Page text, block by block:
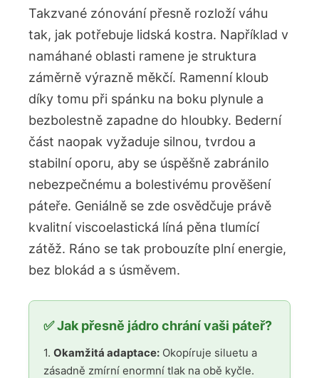
Takzvané zónování přesně rozloží váhu
tak, jak potřebuje lidská kostra. Například v
namáhané oblasti ramene je struktura
záměrně výrazně měkčí. Ramenní kloub
díky tomu při spánku na boku plynule a
bezbolestně zapadne do hloubky. Bederní
část naopak vyžaduje silnou, tvrdou a
stabilní oporu, aby se úspěšně zabránilo
nebezpečnému a bolestivému prověšení
páteře. Geniálně se zde osvědčuje právě
kvalitní viscoelastická líná pěna tlumící
zátěž. Ráno se tak probouzíte plní energie,
bez blokád a s úsměvem.
✅ Jak přesně jádro chrání vaši páteř?
1. Okamžitá adaptace: Okopíruje siluetu a
zásadně zmírní enormní tlak na obě kyčle.